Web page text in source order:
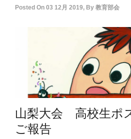
Posted On 03 12月 2019, By 教育部会
山梨大会 高校生ポ
ご報告